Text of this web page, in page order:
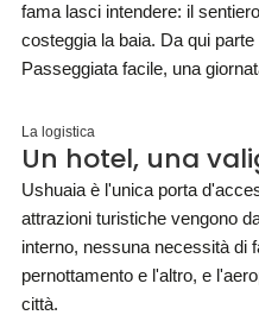
fama lasci intendere: il
costeggia la baia. Da qui parte
Passeggiata facile, una
La logistica
Un hotel, una
Ushuaia è l'unica porta
attrazioni turistiche vengono
interno, nessuna necessità di
pernottamento e l'altro, e
città.